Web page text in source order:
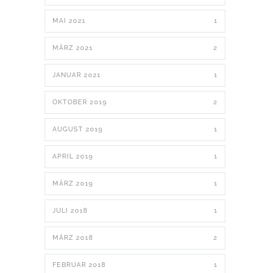
MAI 2021 1
MÄRZ 2021 2
JANUAR 2021 1
OKTOBER 2019 2
AUGUST 2019 1
APRIL 2019 1
MÄRZ 2019 1
JULI 2018 1
MÄRZ 2018 2
FEBRUAR 2018 1